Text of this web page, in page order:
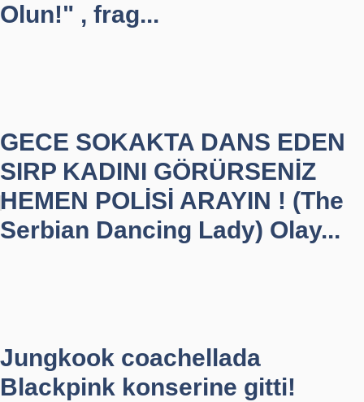
Olun!" , frag...
GECE SOKAKTA DANS EDEN
SIRP KADINI GÖRÜRSENİZ
HEMEN POLİSİ ARAYIN ! (The
Serbian Dancing Lady) Olay...
Jungkook coachellada
Blackpink konserine gitti!